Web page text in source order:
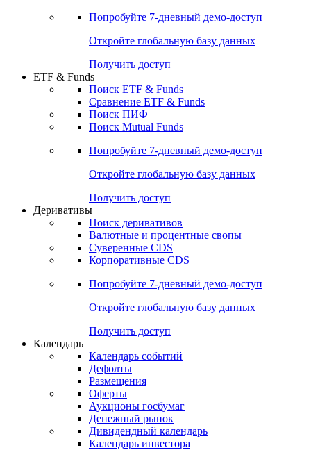
Попробуйте 7-дневный демо-доступ
Откройте глобальную базу данных
Получить доступ
ETF & Funds
Поиск ETF & Funds
Сравнение ETF & Funds
Поиск ПИФ
Поиск Mutual Funds
Попробуйте 7-дневный демо-доступ
Откройте глобальную базу данных
Получить доступ
Деривативы
Поиск деривативов
Валютные и процентные свопы
Суверенные CDS
Корпоративные CDS
Попробуйте 7-дневный демо-доступ
Откройте глобальную базу данных
Получить доступ
Календарь
Календарь событий
Дефолты
Размещения
Оферты
Аукционы госбумаг
Денежный рынок
Дивидендный календарь
Календарь инвестора